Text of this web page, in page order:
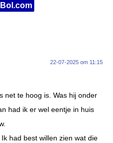
Bol.com
22-07-2025 om 11:15
net te hoog is. Was hij onder
had ik er wel eentje in huis
had best willen zien wat die